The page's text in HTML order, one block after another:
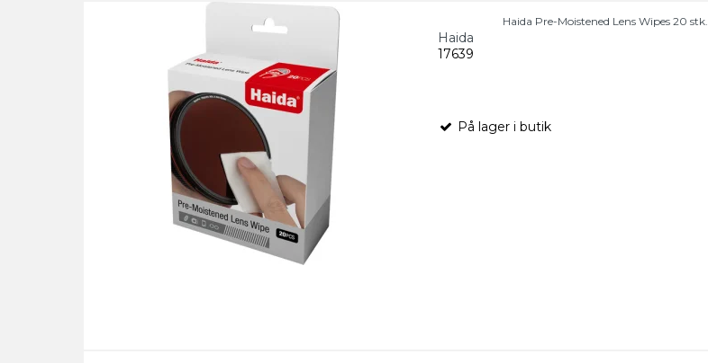
Haida Pre-Moistened Lens Wipes 20 stk.
Haida
17639
På lager i butik